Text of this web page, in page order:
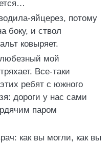
яйцерез, потому
боку, и ствол
ковыряет.
мой
Все-таки
ребят с южного
дороги у нас сами
паром
как вы могли, как вы